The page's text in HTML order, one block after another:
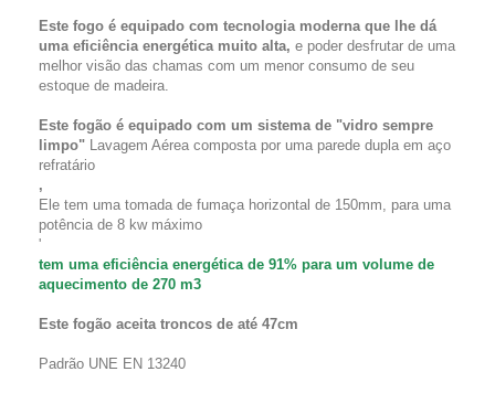
Este fogo é equipado com tecnologia moderna que lhe dá
uma eficiência energética muito alta, e poder desfrutar de uma
melhor visão das chamas com um menor consumo de seu
estoque de madeira.
Este fogão é equipado com um sistema de "vidro sempre
limpo" Lavagem Aérea composta por uma parede dupla em aço
refratário
,
Ele tem uma tomada de fumaça horizontal de 150mm, para uma
potência de 8 kw máximo
'
tem uma eficiência energética de 91% para um volume de
aquecimento de 270 m3
Este fogão aceita troncos de até 47cm
Padrão UNE EN 13240